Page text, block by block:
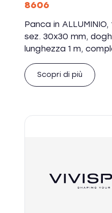
8606
Panca in
sez. 30x30 mm,
lunghezza 1 m,
Scopri di più